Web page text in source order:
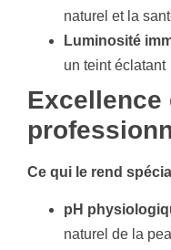
naturel et la
Luminosité
un teint éclatant
Excellence
Ce qui le rend
pH
naturel de la